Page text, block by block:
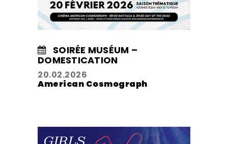
SOIRÉE MUSÉUM –
DOMESTICATION
20.02.2026
American Cosmograph